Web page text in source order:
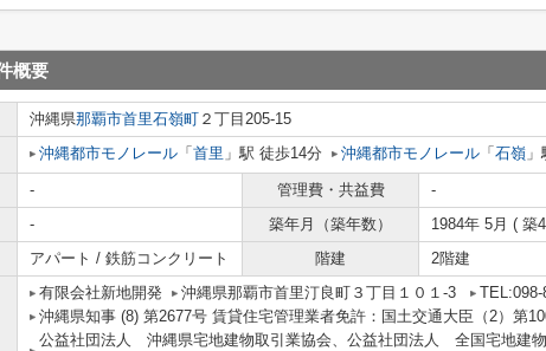
概要
沖縄県那覇市首里石嶺町 ２丁目205-15
沖縄都市モノレール 「 首里 」駅 徒歩14分 沖縄都市モノレール 「 石嶺
- 管理費・共益費
-
- 築年月（築年数）
1984年 5月 ( 築
アパート / 鉄筋コンクリート 階建 2階建
有限会社新地開発 沖縄県那覇市首里汀良町３丁目１０１-3
TEL:098-
沖縄県知事 (8) 第2677号 賃貸住宅管理業者免許：国土交通大臣（2）第
公益社団法人 沖縄県宅地建物取引業協会、公益社団法人 全国宅地建